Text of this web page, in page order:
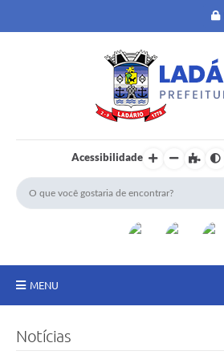
Acessibilidade
MENU
Notícias